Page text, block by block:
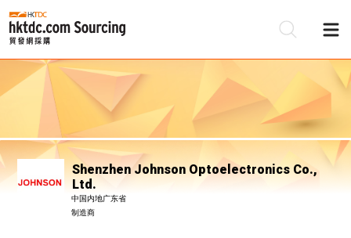
Shenzhen Johnson Optoelectronics Co.,
Ltd.
中国内地广东省
制造商